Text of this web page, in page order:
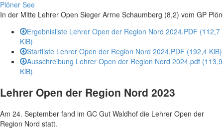
In der Mitte Lehrer Open Sieger Arrne Schaumberg (8,2) vom GP
Ergebnisliste Lehrer Open der Region Nord 2024.PDF (112,7
KiB)
Startliste Lehrer Open der Region Nord 2024.PDF (192,4 KiB)
Ausschreibung Lehrer Open der Region Nord 2024.pdf (113,9
KiB)
Lehrer Open der Region Nord 2023
Am 24. September fand im GC Gut Waldhof die Lehrer Open der
Region Nord statt.